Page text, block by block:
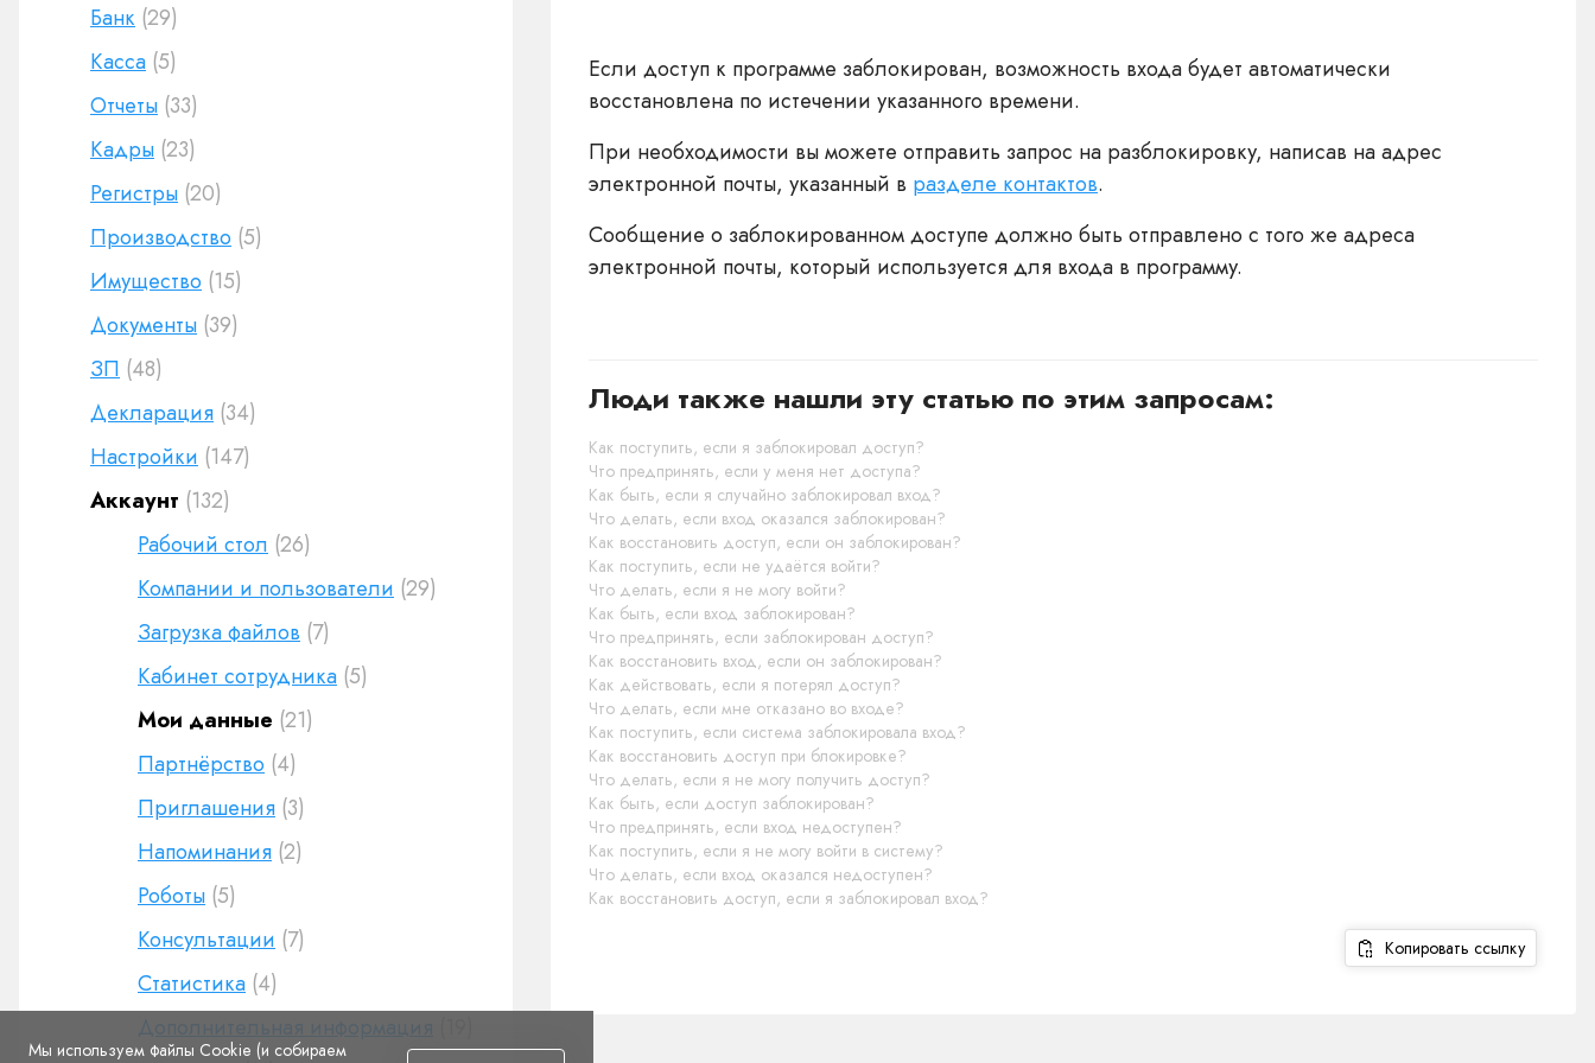
Банк (29)
Касса (5)
Отчеты (33)
Кадры (23)
Регистры (20)
Производство (5)
Имущество (15)
Документы (39)
ЗП (48)
Декларация (34)
Настройки (147)
Аккаунт (132)
Рабочий стол (26)
Компании и пользователи (29)
Загрузка файлов (7)
Кабинет сотрудника (5)
Мои данные (21)
Партнёрство (4)
Приглашения (3)
Напоминания (2)
Роботы (5)
Консультации (7)
Статистика (4)
Если доступ к программе заблокирован, возможность входа будет автоматически
восстановлена по истечении указанного времени.
При необходимости вы можете отправить запрос на разблокировку, написав на адрес
электронной почты, указанный в разделе контактов.
Сообщение о заблокированном доступе должно быть отправлено с того же адреса
электронной почты, который используется для входа в программу.
Люди также нашли эту статью по этим запросам:
Как поступить, если я заблокировал доступ?
Что предпринять, если у меня нет доступа?
Как быть, если я случайно заблокировал вход?
Что делать, если вход оказался заблокирован?
Как восстановить доступ, если он заблокирован?
Как поступить, если не удаётся войти?
Что делать, если я не могу войти?
Как быть, если вход заблокирован?
Что предпринять, если заблокирован доступ?
Как восстановить вход, если он заблокирован?
Как действовать, если я потерял доступ?
Что делать, если мне отказано во входе?
Как поступить, если система заблокировала вход?
Как восстановить доступ при блокировке?
Что делать, если я не могу получить доступ?
Как быть, если доступ заблокирован?
Что предпринять, если вход недоступен?
Как поступить, если я не могу войти в систему?
Что делать, если вход оказался недоступен?
Как восстановить доступ, если я заблокировал вход?
Копировать ссылку
Мы используем файлы Cookie (и собираем